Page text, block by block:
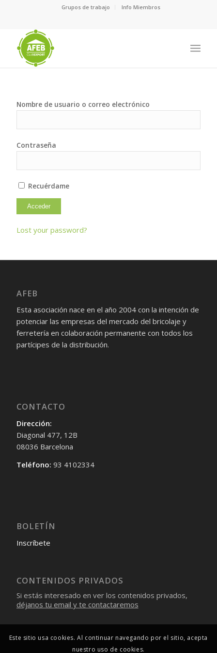
Grupos de trabajo Info Miembros
Nombre de usuario o correo electrónico
Contraseña
Recuérdame
Lost your password?
AFEB
Esta asociación nace en el año 2004 con la intención de
potenciar las empresas del mercado del bricolaje y
ferretería en colaboración permanente con todos los
partícipes de la distribución.
CONTACTO
Dirección:
Diagonal 477, 12B
08036 Barcelona
Teléfono: 93 4102334
BOLETÍN
Inscríbete
CONTENIDOS PRIVADOS
Si estás interesado en ver los contenidos privados,
déjanos tu email y te contactaremos
Este sitio usa cookies. Al continuar navegando por el sitio, acepta
nuestro uso de cookies.